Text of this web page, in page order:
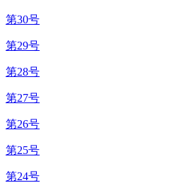
第30号
第29号
第28号
第27号
第26号
第25号
第24号